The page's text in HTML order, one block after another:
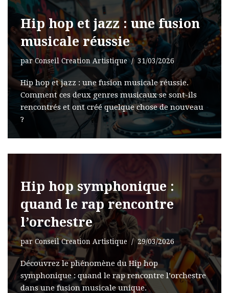
Hip hop et jazz : une fusion
musicale réussie
parConseil Creation Artistique 31/03/2026
Hip hop et jazz : une fusion musicale réussie.
Comment ces deux genres musicaux se sont-ils
rencontrés et ont créé quelque chose de nouveau
?
Hip hop symphonique :
quand le rap rencontre
l’orchestre
par Conseil Creation Artistique 29/03/2026
Découvrez le phénomène du Hip hop
symphonique : quand le rap rencontre l’orchestre
dans une fusion musicale unique.